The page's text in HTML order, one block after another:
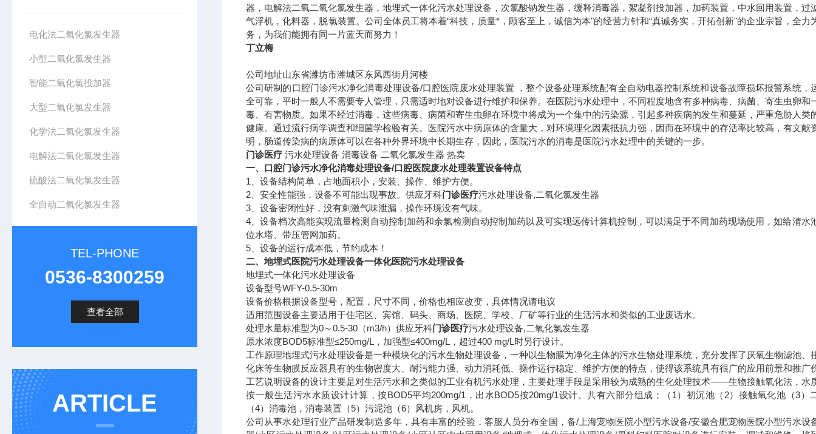
电化法二氧化氯发生器
小型二氧化氯发生器
智能二氧化氯投加器
大型二氧化氯发生器
化学法二氧化氯发生器
电解法二氧化氯发生器
硫酸法二氧化氯发生器
全自动二氧化氯发生器
TEL-PHONE
0536-8300259
查看全部
ARTICLE
器，电解法二氧二氧化氯发生器，地埋式一体化污水处理设备，次氯酸钠发生器，缓释消毒器，絮凝剂投加器，加药装置，中水回用装置，过
气浮机，化料器，脱氯装置。公司全体员工将本着“科技，质量*，顾客至上，诚信为本"的经营方针和“真诚务实，开拓创新"的企业宗旨，全力
务，为我们能拥有同一片蓝天而努力！
丁立梅
公司地址山东省潍坊市潍城区东风西街月河楼
公司研制的口腔门诊污水净化消毒处理设备/口腔医院废水处理装置
，整个设备处理系统配有全自动电器控制系统和设备故障损坏报警系统，
全可靠，平时一般人不需要专人管理，只需适时地对设备进行维护和保养。在医院污水处理中，不同程度地含有多种病毒、病菌、寄生虫卵和
毒、有害物质。如果不经过消毒，这些病毒、病菌和寄生虫卵在环境中将成为一个集中的污染源，引起多种疾病的发生和蔓延，严重危胁人类
健康。通过流行病学调查和细菌学检验有关。医院污水中病原体的含量大，对环境理化因素抵抗力强，因而在环境中的存活率比较高，有文献
明，肠道传染病的病原体可以在各种外界环境中长期生存，因此，医院污水的消毒是医院污水处理中的关键的一步。
门诊医疗 污水处理设备 消毒设备 二氧化氯发生器 热卖
一、口腔门诊污水净化消毒处理设备/口腔医院废水处理装置设备特点
1 、设备结构简单，占地面积小，安装、操作、维护方便。
2 、安全性能强，设备不可能出现事故。 供应牙科门诊医疗污水处理设备,二氧化氯发生器
3 、设备密闭性好，没有刺激气味泄漏，操作环境没有气味。
4 、设备档次高能实现流量检测自动控制加药和余氯检测自动控制加药以及可实现远传计算机控制，可以满足于不同加药现场使用，如给清水
位水塔、带压管网加药。
5 、设备的运行成本低，节约成本！
二、地埋式医院污水处理设备一体化医院污水处理设备
地埋式一体化污水处理设备
设备型号WFY-0.5-30m
设备价格根据设备型号，配置，尺寸不同，价格也相应改变，具体情况请电议
适用范围设备主要适用于住宅区、宾馆、码头、商场、医院、学校、厂矿等行业的生活污水和类似的工业废话水。
处理水量标准型为0～0.5-30 （m3/h） 供应牙科门诊医疗污水处理设备,二氧化氯发生器
原水浓度BOD5标准型≤250mg/L ，加强型≤400mg/L ，超过400 mg/L时另行设计。
工作原理地埋式污水处理设备是一种模块化的污水生物处理设备，一种以生物膜为净化主体的污水生物处理系统，充分发挥了厌氧生物滤池、
化床等生物膜反应器具有的生物密度大、耐污能力强、动力消耗低、操作运行稳定、维护方便的特点，使得该系统具有很广的应用前景和推广
工艺说明设备的设计主要是对生活污水和之类似的工业有机污水处理，主要处理手段是采用较为成熟的生化处理技术——生物接触氧化法，水
按一般生活污水水质设计计算，按BOD5平均200mg/1 ，出水BOD5按20mg/1设计。共有六部分组成；（ 1）初沉池（ 2）接触氧化池（3）
（4）消毒池，消毒装置（5）污泥池（6）风机房，风机。
公司从事水处理行业产品研发制造多年，具有丰富的经验，客服人员分布全国，备/上海宠物医院小型污水设备/安徽合肥宠物医院小型污水设